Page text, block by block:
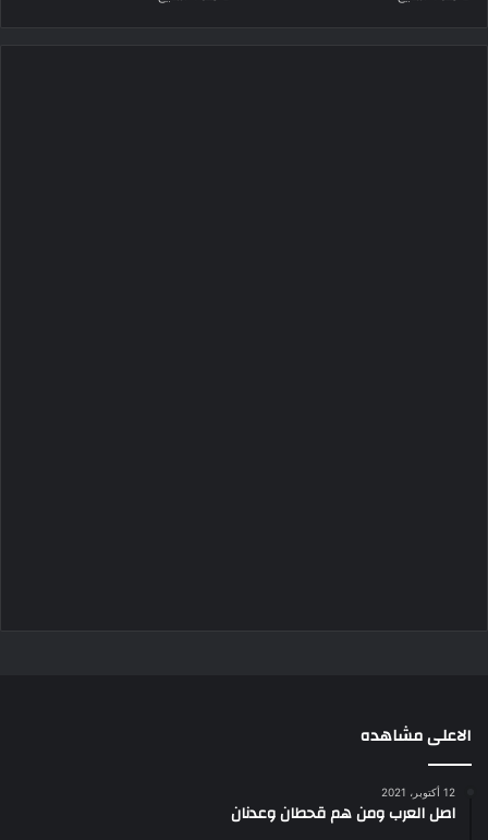
الاعلى مشاهده
12 أكتوبر، 2021
اصل العرب ومن هم قحطان وعدنان